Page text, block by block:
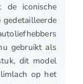
de iconische
gedetailleerde
gebruikt als
dit model
op het